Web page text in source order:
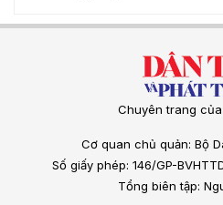
Chuyên trang
Cơ quan chủ quản: Bộ
Số giấy phép: 146/GP-
Tổng biên tập: